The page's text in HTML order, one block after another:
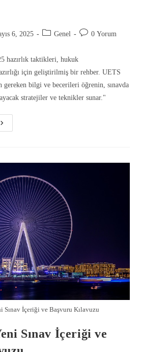
6, 2025 Genel 0 Yorum
hazırlık taktikleri, hukuk
için geliştirilmiş bir rehber. UETS
gereken bilgi ve becerileri öğrenin, sınavda
stratejiler ve teknikler sunar."
Sınav İçeriği ve Başvuru Kılavuzu
Sınav İçeriği ve